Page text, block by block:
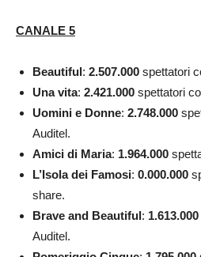
CANALE 5
Beautiful: 2.507.000 spettatori
Una vita: 2.421.000 spettatori
Uomini e Donne: 2.748.000
Auditel.
Amici di Maria: 1.964.000
L’Isola dei Famosi: 0.000.000
share.
Brave and Beautiful: 1.613.000
Auditel.